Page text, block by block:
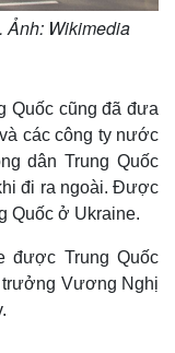
Ảnh: Wikimedia
Quốc cũng đã đưa
các công ty nước
dân Trung Quốc
đi ra ngoài. Được
Quốc ở Ukraine.
được Trung Quốc
trưởng Vương Nghị